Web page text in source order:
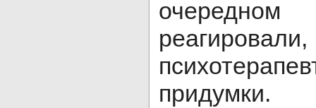
придумки.